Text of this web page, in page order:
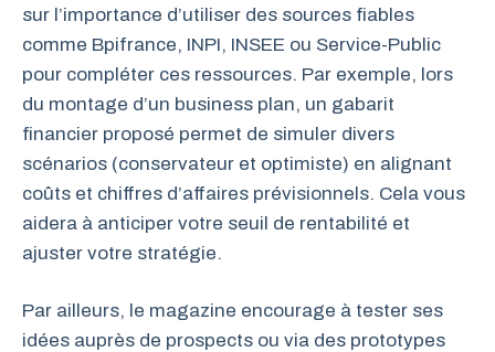
sur l’importance d’utiliser des sources fiables
comme Bpifrance, INPI, INSEE ou Service-Public
pour compléter ces ressources. Par exemple, lors
du montage d’un business plan, un gabarit
financier proposé permet de simuler divers
scénarios (conservateur et optimiste) en alignant
coûts et chiffres d’affaires prévisionnels. Cela vous
aidera à anticiper votre seuil de rentabilité et
ajuster votre stratégie.
Par ailleurs, le magazine encourage à tester ses
idées auprès de prospects ou via des prototypes